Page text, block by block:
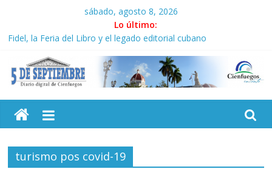
contenido
sábado, agosto 8, 2026
Lo último:
Fidel, la Feria del Libro y el legado editorial cubano
Sudáfrica
Plan vacacional ICAIC, para los niños trabajamos
El pulso de la noche opacado por el alcohol
instalaciones
5
Septiembre
Diario
turismo pos covid-19